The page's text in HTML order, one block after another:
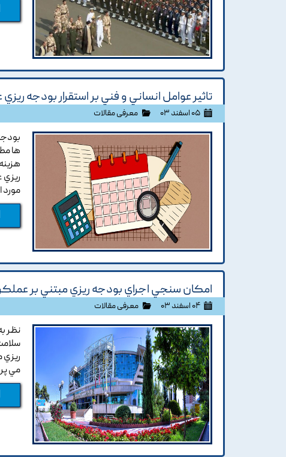
تاثير عوامل انساني و فني بر استقرار بودجه
۰۵ اسفند ۰۳ معرفی مقالات
ها
ريزي
مورد
امکان سنجي اجراي بودجه ريزي مبتني بر
۰۴ اسفند ۰۳ معرفی مقالات
نظر
مي